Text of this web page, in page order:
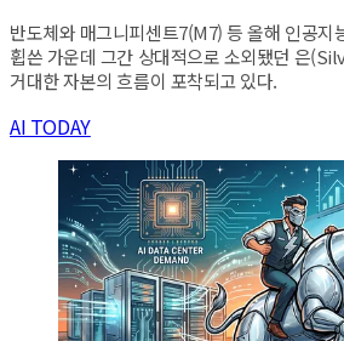
반도체와 매그니피센트7(M7) 등 올해 인공지
휩쓴 가운데 그간 상대적으로 소외됐던 은
거대한 자본의 흐름이 포착되고 있다.
AI TODAY